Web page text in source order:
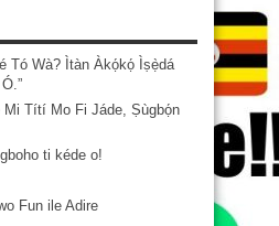
Tó Wà? Ìtàn Àkọ́kọ́ Ìṣẹ̀dá
Mi Títí Mo Fi Jáde, Ṣùgbọ́n
ti kéde o!
Fun ile Adire